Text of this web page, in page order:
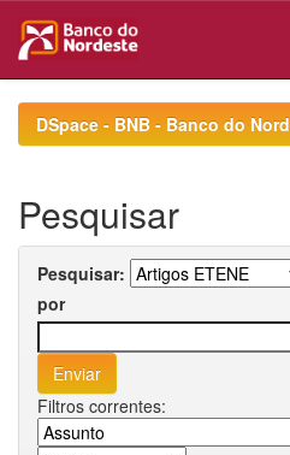
navigationDSpace - BNB - Banco do
Pesquisar
Pesquisar:
por
Filtros correntes: